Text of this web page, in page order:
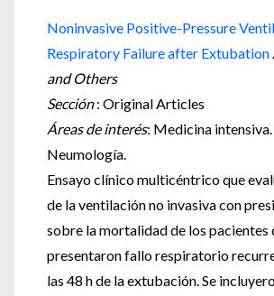
Noninvasive Positive-Pressure
Respiratory Failure after Extubation
and Others
Sección: Original Articles
Áreas de interés: Medicina intensiva.
Neumología.
Ensayo clínico multicéntrico que
de la ventilación no invasiva con
sobre la mortalidad de los pacientes
presentaron fallo respiratorio
las 48 h de la extubación. Se